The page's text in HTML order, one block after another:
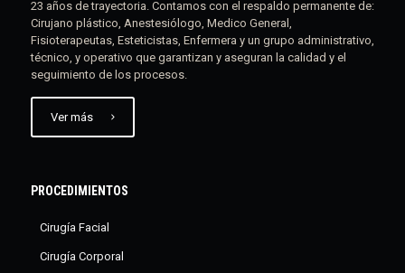
23 años de trayectoria. Contamos con el respaldo permanente de:
Cirujano plástico, Anestesiólogo, Medico General,
Fisioterapeutas, Esteticistas, Enfermera y un grupo administrativo,
técnico, y operativo que garantizan y aseguran la calidad y el
seguimiento de los procesos.
Ver más
PROCEDIMIENTOS
Cirugía Facial
Cirugía Corporal